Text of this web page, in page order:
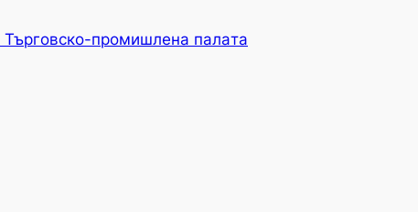
Търговско-промишлена палaта